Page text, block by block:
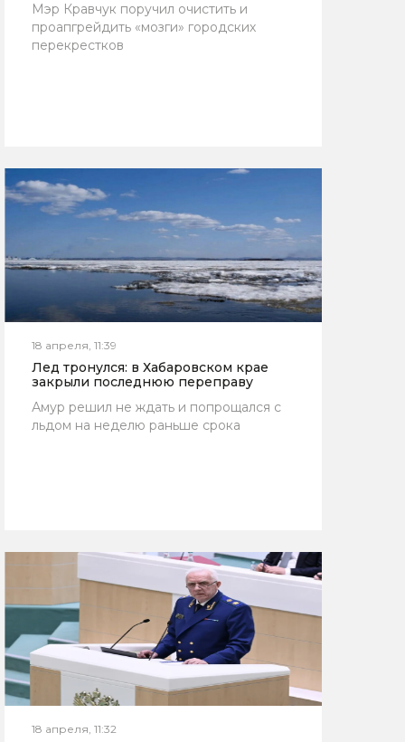
Мэр Кравчук поручил очистить и
проапгрейдить «мозги» городских
перекрестков
18 апреля, 11:39
Лед тронулся: в Хабаровском крае
закрыли последнюю переправу
Амур решил не ждать и попрощался с
льдом на неделю раньше срока
18 апреля, 11:32